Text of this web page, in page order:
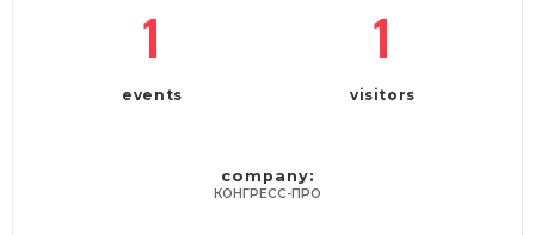
1
events
1
visitors
company:
КОНГРЕСС-ПРО